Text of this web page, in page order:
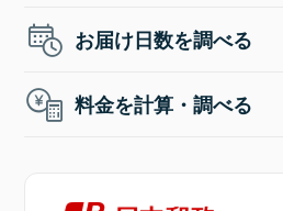
お届け日数を調べる
料金を計算・調べる